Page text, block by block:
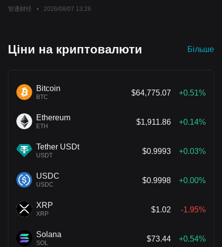
довгострокової цінності? Ринок дав проміжну
智通财经 • 2026/08/07 13:26
Ціни на криптовалюти Більше
Bitcoin
BTC
$64,775.07 +0.51%
Ethereum
ETH
$1,911.86 +0.14%
Tether USDt
USDT
$0.9993 +0.03%
USDC
USDC
$0.9998 +0.00%
XRP
XRP
$1.02 -1.95%
Solana
SOL
$73.44 +0.54%